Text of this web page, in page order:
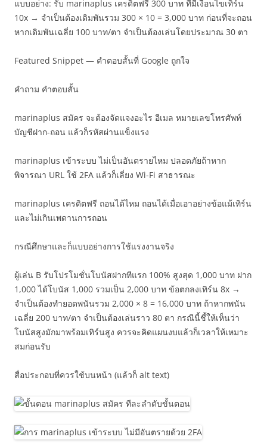
แบบอย่าง: รับ marinaplus เครดิตฟรี 300 บาท ที่มีเงื่อนไขเทิร์น
10x → จำเป็นต้องเดิมพันรวม 300 × 10 = 3,000 บาท ก่อนที่จะถอน
หากเดิมพันเฉลี่ย 100 บาท/ตา จำเป็นต้องเล่นโดยประมาณ 30 ตา
Featured Snippet — คำตอบสั้นที่ Google ถูกใจ
คำถาม คำตอบสั้น
marinaplus สมัคร จะต้องจัดแจงอะไร อีเมล หมายเลขโทรศัพท์
บัญชีฝาก-ถอน แล้วก็รหัสผ่านแข็งแรง
marinaplus เข้าระบบ ไม่เป็นอันตรายไหม ปลอดภัยถ้าหาก
พิจารณา URL ใช้ 2FA แล้วก็เลี่ยง Wi-Fi สาธารณะ
marinaplus เครดิตฟรี ถอนได้ไหม ถอนได้เมื่อเอาอย่างข้อแม้เทิร์น
และไม่เกินเพดานการถอน
กรณีศึกษาและก็แบบอย่างการใช้แรงงานจริง
ผู้เล่น B รับโปรโมชั่นโบนัสฝากทีแรก 100% สูงสุด 1,000 บาท ฝาก
1,000 ได้โบนัส 1,000 รวมเป็น 2,000 บาท ข้อตกลงเทิร์น 8x →
จำเป็นต้องทำยอดพนันรวม 2,000 × 8 = 16,000 บาท ถ้าหากพนัน
เฉลี่ย 200 บาท/ตา จำเป็นต้องเล่นราว 80 ตา กรณีนี้ชี้ให้เห็นว่า
โบนัสสูงมักมาพร้อมเทิร์นสูง ควรจะคิดแผนงบแล้วก็เวลาให้เหมาะ
สมก่อนรับ
สื่อประกอบที่ควรใช้บนหน้า (แล้วก็ alt text)